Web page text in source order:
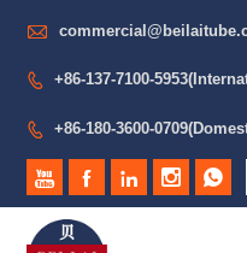

 +86-137-7100-
 +86-180-3600-
    